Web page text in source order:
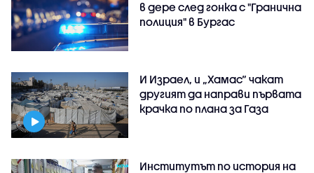
в дере след гонка с "Гранична
полиция" в Бургас
И Израел, и „Хамас“ чакат
другият да направи първата
крачка по плана за Газа
Институтът по история на